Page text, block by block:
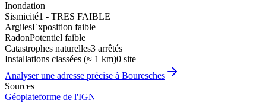
Inondation
Sismicité1 - TRES FAIBLE
ArgilesExposition faible
RadonPotentiel faible
Catastrophes naturelles3 arrêtés
Installations classées (≈ 1 km)0 site
Analyser une adresse précise à Bouresches
Sources
Géoplateforme de l'IGN